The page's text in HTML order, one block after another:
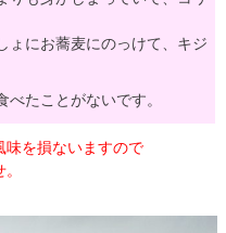
ょにお蕎麦にのっけて、キジ
たことがないです。
を損ないますので